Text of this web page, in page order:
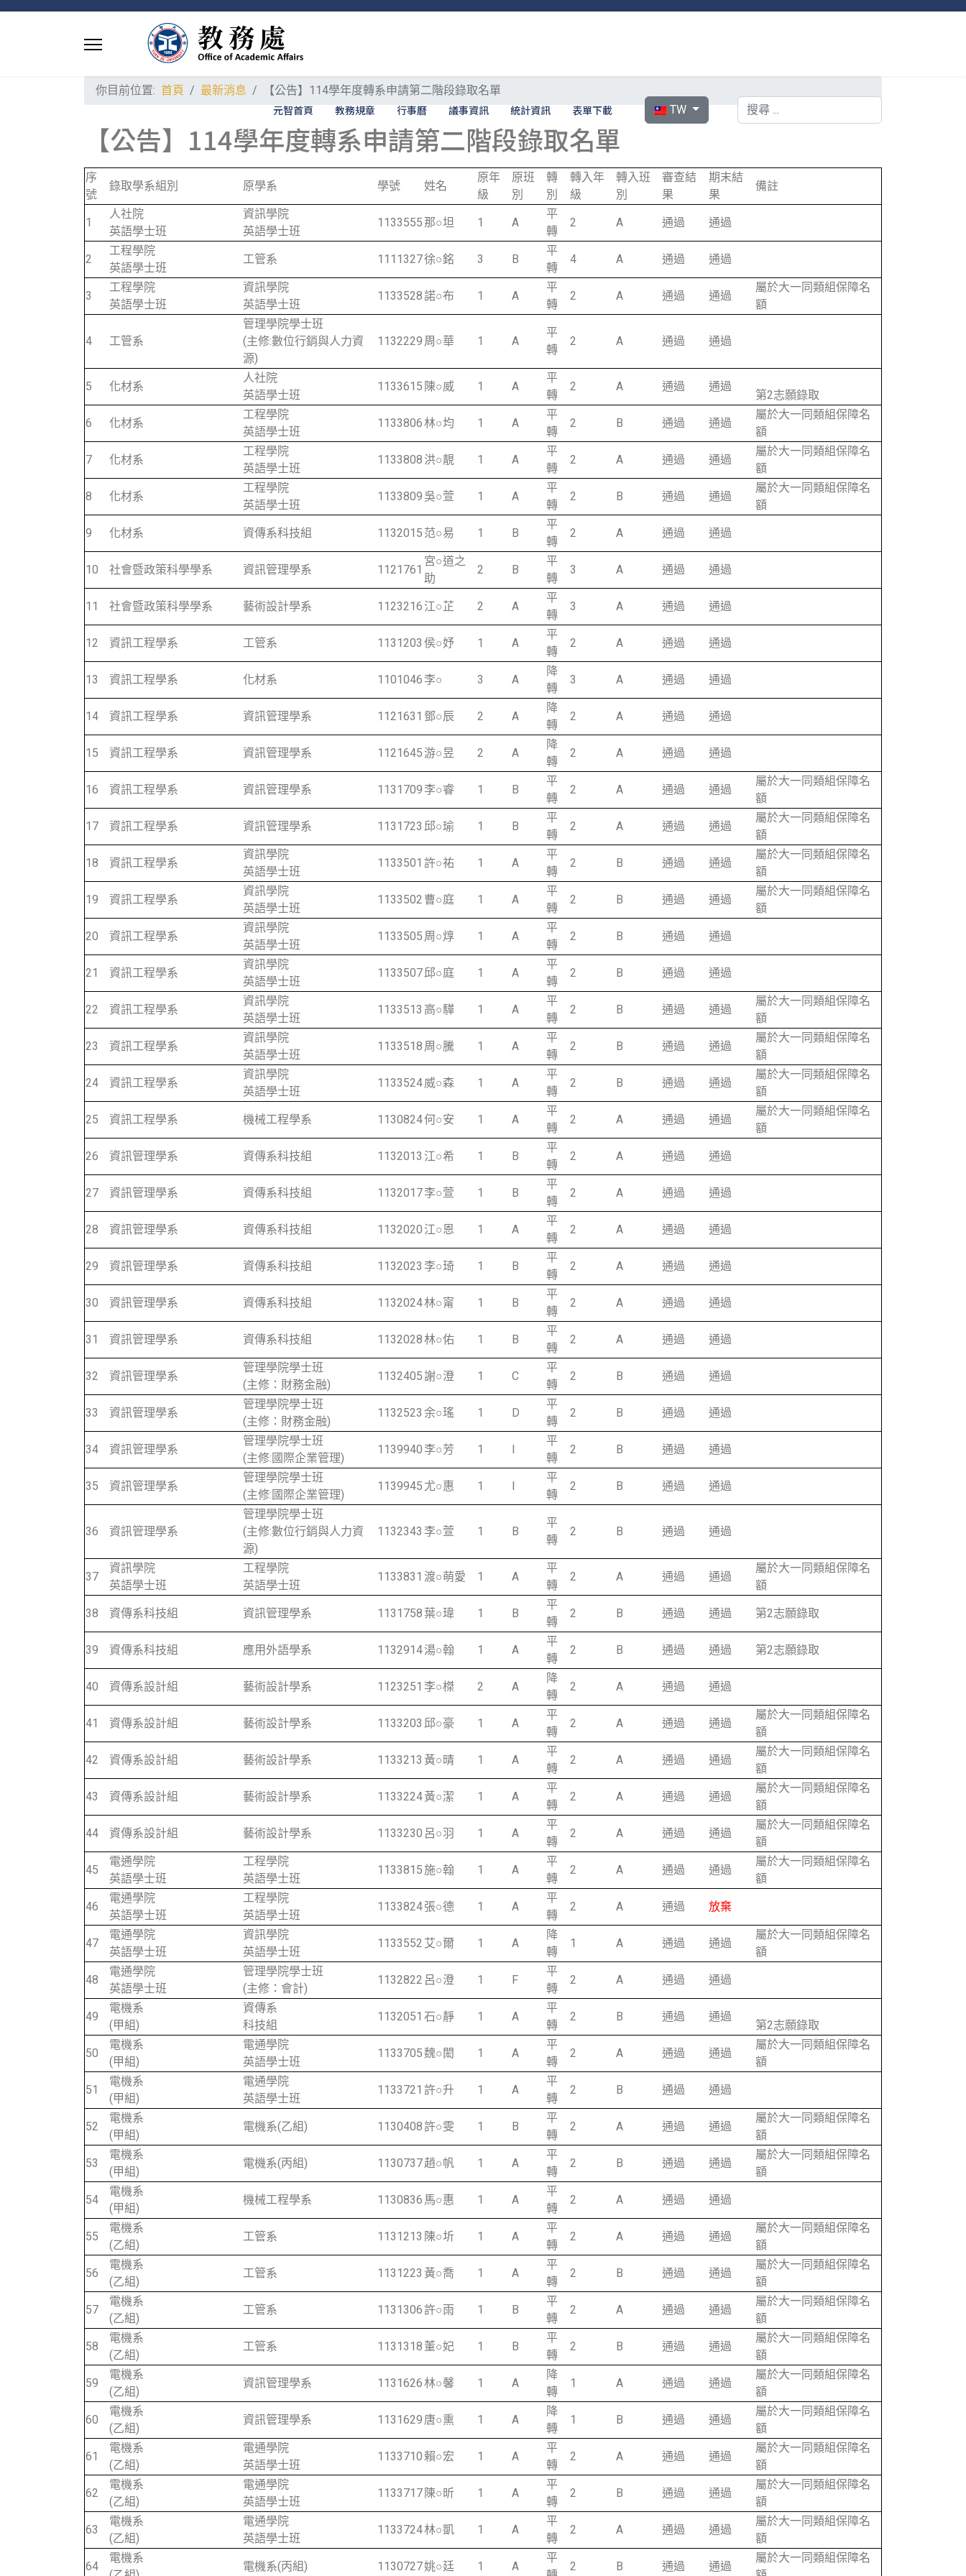
元智首頁 教務規章 行事曆 議事資訊 統計資訊 表單下載 選擇你的語言
TW 搜索
你目前位置: 首頁 最新消息 【公告】114學年度轉系申請第二階段錄取名單
【公告】114學年度轉系申請第二階段錄取名單
序
號
錄取學系組別 原學系 學號 姓名
原年
級
原班
別
轉
別
轉入年
級
轉入班
別
審查結
果
期末結
果
備註
1
人社院
英語學士班
資訊學院
英語學士班
1133555 那○坦 1 A
平
轉
2 A 通過 通過
2
工程學院
英語學士班
工管系 1111327徐○銘 3 B
平
轉
4 A 通過 通過
3
工程學院
英語學士班
資訊學院
英語學士班
1133528諾○布 1 A
平
轉
2 A 通過 通過
屬於大一同類組保障名
額
4 工管系
管理學院學士班
(主修:數位行銷與人力資
源)
1132229 周○華 1 A
平
轉
2 A 通過 通過
5 化材系
人社院
英語學士班
1133615 陳○威 1 A
平
轉
2 A 通過 通過
第2志願錄取
6 化材系
工程學院
英語學士班
1133806林○均 1 A
平
轉
2 B 通過 通過
屬於大一同類組保障名
額
7 化材系
工程學院
英語學士班
1133808 洪○靚 1 A
平
轉
2 A 通過 通過
屬於大一同類組保障名
額
8 化材系
工程學院
英語學士班
1133809 吳○萱 1 A
平
轉
2 B 通過 通過
屬於大一同類組保障名
額
9 化材系 資傳系科技組 1132015 范○易 1 B
平
轉
2 A 通過 通過
10 社會暨政策科學學系 資訊管理學系 1121761
宮○道之
助
2 B
平
轉
3 A 通過 通過
11 社會暨政策科學學系 藝術設計學系 1123216 江○芷 2 A
平
轉
3 A 通過 通過
12 資訊工程學系 工管系 1131203 侯○妤 1 A
平
轉
2 A 通過 通過
13 資訊工程學系 化材系 1101046 李○ 3 A
降
轉
3 A 通過 通過
14 資訊工程學系 資訊管理學系 1121631 鄧○辰 2 A
降
轉
2 A 通過 通過
15 資訊工程學系 資訊管理學系 1121645 游○昱 2 A
降
轉
2 A 通過 通過
16 資訊工程學系 資訊管理學系 1131709 李○睿 1 B
平
轉
2 A 通過 通過
屬於大一同類組保障名
額
17 資訊工程學系 資訊管理學系 1131723 邱○瑜 1 B
平
轉
2 A 通過 通過
屬於大一同類組保障名
額
18 資訊工程學系
資訊學院
英語學士班
1133501 許○祐 1 A
平
轉
2 B 通過 通過
屬於大一同類組保障名
額
19 資訊工程學系
資訊學院
英語學士班
1133502 曹○庭 1 A
平
轉
2 B 通過 通過
屬於大一同類組保障名
額
20 資訊工程學系
資訊學院
英語學士班
1133505 周○焞 1 A
平
轉
2 B 通過 通過
21 資訊工程學系
資訊學院
英語學士班
1133507邱○庭 1 A
平
轉
2 B 通過 通過
22 資訊工程學系
資訊學院
英語學士班
1133513 高○驊 1 A
平
轉
2 B 通過 通過
屬於大一同類組保障名
額
23 資訊工程學系
資訊學院
英語學士班
1133518 周○騰 1 A
平
轉
2 B 通過 通過
屬於大一同類組保障名
額
24 資訊工程學系
資訊學院
英語學士班
1133524威○森 1 A
平
轉
2 B 通過 通過
屬於大一同類組保障名
額
25 資訊工程學系 機械工程學系 1130824何○安 1 A
平
轉
2 A 通過 通過
屬於大一同類組保障名
額
26 資訊管理學系 資傳系科技組 1132013 江○希 1 B
平
轉
2 A 通過 通過
27 資訊管理學系 資傳系科技組 1132017李○萱 1 B
平
轉
2 A 通過 通過
28 資訊管理學系 資傳系科技組 1132020 江○恩 1 A
平
轉
2 A 通過 通過
29 資訊管理學系 資傳系科技組 1132023 李○琦 1 B
平
轉
2 A 通過 通過
30 資訊管理學系 資傳系科技組 1132024林○甯 1 B
平
轉
2 A 通過 通過
31 資訊管理學系 資傳系科技組 1132028林○佑 1 B
平
轉
2 A 通過 通過
32 資訊管理學系
管理學院學士班
(主修：財務金融)
1132405 謝○澄 1 C
平
轉
2 B 通過 通過
33 資訊管理學系
管理學院學士班
(主修：財務金融)
1132523 余○瑤 1 D
平
轉
2 B 通過 通過
34 資訊管理學系
管理學院學士班
(主修:國際企業管理)
1139940 李○芳 1 I
平
轉
2 B 通過 通過
35 資訊管理學系
管理學院學士班
(主修:國際企業管理)
1139945 尤○惠 1 I
平
轉
2 B 通過 通過
36 資訊管理學系
管理學院學士班
(主修:數位行銷與人力資
源)
1132343 李○萱 1 B
平
轉
2 B 通過 通過
37
資訊學院
英語學士班
工程學院
英語學士班
1133831 渡○萌愛 1 A
平
轉
2 A 通過 通過
屬於大一同類組保障名
額
38 資傳系科技組 資訊管理學系 1131758 葉○瑋 1 B
平
轉
2 B 通過 通過 第2志願錄取
39 資傳系科技組 應用外語學系 1132914湯○翰 1 A
平
轉
2 B 通過 通過 第2志願錄取
40 資傳系設計組 藝術設計學系 1123251 李○榤 2 A
降
轉
2 A 通過 通過
41 資傳系設計組 藝術設計學系 1133203 邱○豪 1 A
平
轉
2 A 通過 通過
屬於大一同類組保障名
額
42 資傳系設計組 藝術設計學系 1133213 黃○晴 1 A
平
轉
2 A 通過 通過
屬於大一同類組保障名
額
43 資傳系設計組 藝術設計學系 1133224黃○潔 1 A
平
轉
2 A 通過 通過
屬於大一同類組保障名
額
44 資傳系設計組 藝術設計學系 1133230 呂○羽 1 A
平
轉
2 A 通過 通過
屬於大一同類組保障名
額
45
電通學院
英語學士班
工程學院
英語學士班
1133815施○翰 1 A
平
轉
2 A 通過 通過
屬於大一同類組保障名
額
46
電通學院
英語學士班
工程學院
英語學士班
1133824張○德 1 A
平
轉
2 A 通過 放棄
47
電通學院
英語學士班
資訊學院
英語學士班
1133552 艾○爾 1 A
降
轉
1 A 通過 通過
屬於大一同類組保障名
額
48
電通學院
英語學士班
管理學院學士班
(主修：會計)
1132822 呂○澄 1 F
平
轉
2 A 通過 通過
49
電機系
(甲組)
資傳系
科技組
1132051 石○靜 1 A
平
轉
2 B 通過 通過
第2志願錄取
50
電機系
(甲組)
電通學院
英語學士班
1133705魏○閎 1 A
平
轉
2 A 通過 通過
屬於大一同類組保障名
額
51
電機系
(甲組)
電通學院
英語學士班
1133721 許○升 1 A
平
轉
2 B 通過 通過
52
電機系
(甲組)
電機系(乙組) 1130408許○雯 1 B
平
轉
2 A 通過 通過
屬於大一同類組保障名
額
53
電機系
(甲組)
電機系(丙組) 1130737趙○帆 1 A
平
轉
2 B 通過 通過
屬於大一同類組保障名
額
54
電機系
(甲組)
機械工程學系 1130836 馬○惠 1 A
平
轉
2 A 通過 通過
55
電機系
(乙組)
工管系 1131213 陳○圻 1 A
平
轉
2 A 通過 通過
屬於大一同類組保障名
額
56
電機系
(乙組)
工管系 1131223 黃○喬 1 A
平
轉
2 B 通過 通過
屬於大一同類組保障名
額
57
電機系
(乙組)
工管系 1131306許○雨 1 B
平
轉
2 A 通過 通過
屬於大一同類組保障名
額
58
電機系
(乙組)
工管系 1131318 董○妃 1 B
平
轉
2 B 通過 通過
屬於大一同類組保障名
額
59
電機系
(乙組)
資訊管理學系 1131626林○馨 1 A
降
轉
1 A 通過 通過
屬於大一同類組保障名
額
60
電機系
(乙組)
資訊管理學系 1131629 唐○熏 1 A
降
轉
1 B 通過 通過
屬於大一同類組保障名
額
61
電機系
(乙組)
電通學院
英語學士班
1133710賴○宏 1 A
平
轉
2 A 通過 通過
屬於大一同類組保障名
額
62
電機系
(乙組)
電通學院
英語學士班
1133717 陳○昕 1 A
平
轉
2 B 通過 通過
屬於大一同類組保障名
額
63
電機系
(乙組)
電通學院
英語學士班
1133724林○凱 1 A
平
轉
2 A 通過 通過
屬於大一同類組保障名
額
64
電機系
電機系(丙組) 1130727姚○廷 1 A
平
2 B 通過 通過
屬於大一同類組保障名